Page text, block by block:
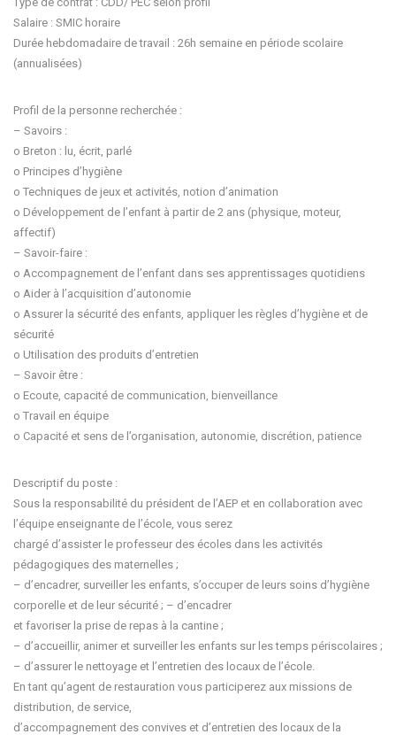
Salaire : SMIC horaire
Durée hebdomadaire de travail : 26h semaine en période scolaire
(annualisées)
Profil de la personne recherchée :
– Savoirs :
o Breton : lu, écrit, parlé
o Principes d’hygiène
o Techniques de jeux et activités, notion d’animation
o Développement de l’enfant à partir de 2 ans (physique, moteur,
affectif)
– Savoir-faire :
o Accompagnement de l’enfant dans ses apprentissages quotidiens
o Aider à l’acquisition d’autonomie
o Assurer la sécurité des enfants, appliquer les règles d’hygiène et de
sécurité
o Utilisation des produits d’entretien
– Savoir être :
o Ecoute, capacité de communication, bienveillance
o Travail en équipe
o Capacité et sens de l’organisation, autonomie, discrétion, patience
Descriptif du poste :
Sous la responsabilité du président de l’AEP et en collaboration avec
l’équipe enseignante de l’école, vous serez
chargé d’assister le professeur des écoles dans les activités
pédagogiques des maternelles ;
– d’encadrer, surveiller les enfants, s’occuper de leurs soins d’hygiène
corporelle et de leur sécurité ; – d’encadrer
et favoriser la prise de repas à la cantine ;
– d’accueillir, animer et surveiller les enfants sur les temps périscolaires ;
– d’assurer le nettoyage et l’entretien des locaux de l’école.
En tant qu’agent de restauration vous participerez aux missions de
distribution, de service,
d’accompagnement des convives et d’entretien des locaux de la